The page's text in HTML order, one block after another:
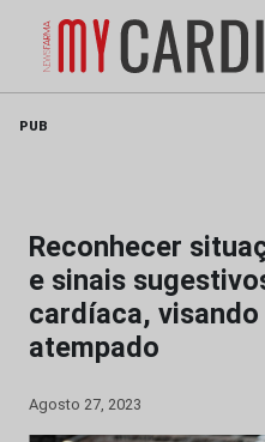
PUB
Reconhecer
e sinais
cardíaca,
atempado
Agosto 27, 2023